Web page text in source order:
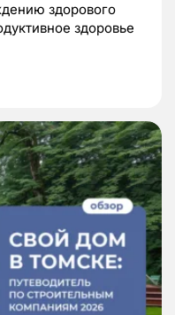
здорового
здоровье